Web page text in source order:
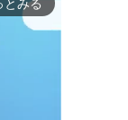
とみる